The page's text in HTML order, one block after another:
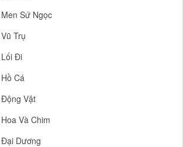
Sứ Ngọc
Trụ
Đi
Cá
Vật
Và Chim
Dương